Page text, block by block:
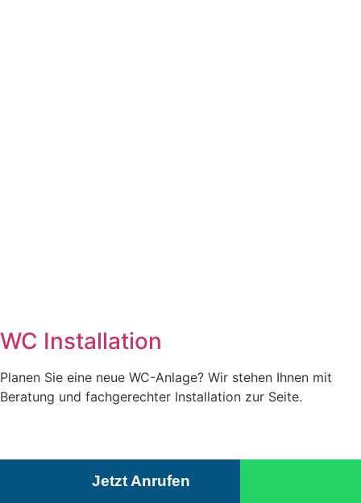
WC Installation
Planen Sie eine neue WC-Anlage? Wir stehen Ihnen mit
Beratung und fachgerechter Installation zur Seite.
Jetzt Anrufen